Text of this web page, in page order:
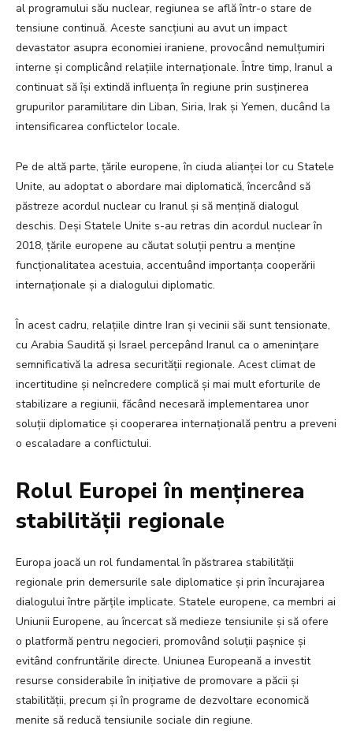
al programului său nuclear, regiunea se află într-o stare de
tensiune continuă. Aceste sancțiuni au avut un impact
devastator asupra economiei iraniene, provocând nemulțumiri
interne și complicând relațiile internaționale. Între timp, Iranul a
continuat să își extindă influența în regiune prin susținerea
grupurilor paramilitare din Liban, Siria, Irak și Yemen, ducând la
intensificarea conflictelor locale.
Pe de altă parte, țările europene, în ciuda alianței lor cu Statele
Unite, au adoptat o abordare mai diplomatică, încercând să
păstreze acordul nuclear cu Iranul și să mențină dialogul
deschis. Deși Statele Unite s-au retras din acordul nuclear în
2018, țările europene au căutat soluții pentru a menține
funcționalitatea acestuia, accentuând importanța cooperării
internaționale și a dialogului diplomatic.
În acest cadru, relațiile dintre Iran și vecinii săi sunt tensionate,
cu Arabia Saudită și Israel percepând Iranul ca o amenințare
semnificativă la adresa securității regionale. Acest climat de
incertitudine și neîncredere complică și mai mult eforturile de
stabilizare a regiunii, făcând necesară implementarea unor
soluții diplomatice și cooperarea internațională pentru a preveni
o escaladare a conflictului.
Rolul Europei în menținerea
stabilității regionale
Europa joacă un rol fundamental în păstrarea stabilității
regionale prin demersurile sale diplomatice și prin încurajarea
dialogului între părțile implicate. Statele europene, ca membri ai
Uniunii Europene, au încercat să medieze tensiunile și să ofere
o platformă pentru negocieri, promovând soluții pașnice și
evitând confruntările directe. Uniunea Europeană a investit
resurse considerabile în inițiative de promovare a păcii și
stabilității, precum și în programe de dezvoltare economică
menite să reducă tensiunile sociale din regiune.